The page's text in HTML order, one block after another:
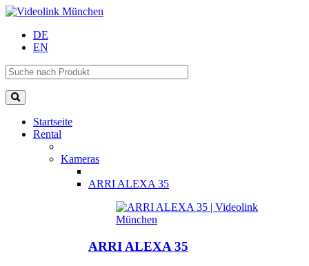
DE
EN
Startseite
Rental
Kameras
ARRI ALEXA 35
ARRI ALEXA 35